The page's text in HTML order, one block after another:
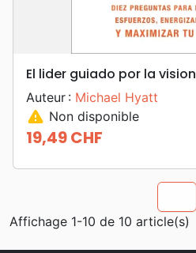
El lider guiado por la vision
Auteur : Michael Hyatt
warning Non disponible
Prix
19,49 CHF
Affichage 1-10 de 10 article(s)